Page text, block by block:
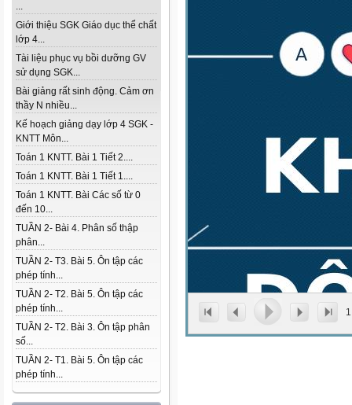
...
Giới thiệu SGK Giáo dục thể chất
lớp 4...
Tài liệu phục vụ bồi dưỡng GV
sử dụng SGK...
Bài giảng rất sinh động. Cảm ơn
thầy N nhiều...
Kế hoạch giảng dạy lớp 4 SGK -
KNTT Môn...
Toán 1 KNTT. Bài 1 Tiết 2....
Toán 1 KNTT. Bài 1 Tiết 1....
Toán 1 KNTT. Bài Các số từ 0
đến 10...
TUẦN 2- Bài 4. Phân số thập
phân...
TUẦN 2- T3. Bài 5. Ôn tập các
phép tính...
TUẦN 2- T2. Bài 5. Ôn tập các
phép tính...
TUẦN 2- T2. Bài 3. Ôn tập phân
số...
TUẦN 2- T1. Bài 5. Ôn tập các
phép tính...
1